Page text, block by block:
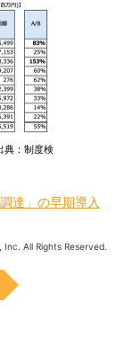
：制度検
達」の早期導入
All Rights Reserved.